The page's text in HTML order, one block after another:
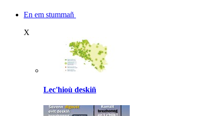
En em stummañ
X
Lec'hioù deskiñ